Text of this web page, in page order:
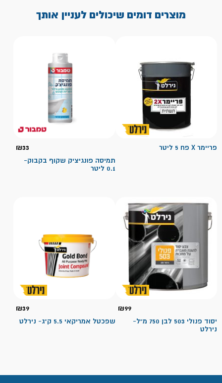
מוצרים דומים שיכולים לעניין אותך
פריימר X פח 5 ליטר ₪33
תמיסה פונגיציק שקוף בקבוק-
0.1 ליטר
₪99
יסוד פנולי 503 לבן 750 מ"ל-
נירלט
₪39
שפכטל אמריקאי 5.5 ק"ג- נירלט